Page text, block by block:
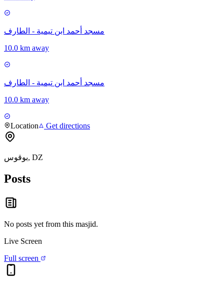
مسجد أحمد ابن تيمية - الطارف
10.0 km away
مسجد أحمد ابن تيمية - الطارف
10.0 km away
Location Get directions
بوقوس, DZ
Posts
No posts yet from this masjid.
Live Screen
Full screen